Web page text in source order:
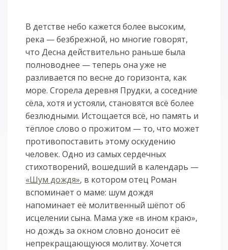
В детстве небо кажется более высоким,
река — безбрежной, но многие говорят,
что Десна действительно раньше была
полноводнее — теперь она уже не
разливается по весне до горизонта, как
море. Сгорела деревня Прудки, а соседние
сёла, хотя и устояли, становятся всё более
безлюдными. Истощается всё, но память и
тёплое слово о прожитом — то, что может
противопоставить этому оскудению
человек. Одно из самых сердечных
стихотворений, вошедший в календарь —
«Шум дождя», в котором отец Роман
вспоминает о маме: шум дождя
напоминает её молитвенный шёпот об
исцелении сына. Мама уже «в ином краю»,
но дождь за окном словно доносит её
непрекращающуюся молитву. Хочется